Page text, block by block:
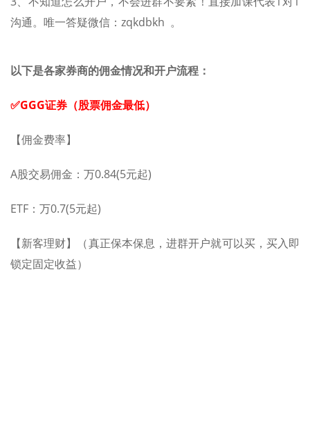
沟通。唯一答疑微信：zqkdbkh 。
以下是各家券商的佣金情况和开户流程：
✅GGG证券（股票佣金最低）
【佣金费率】
A股交易佣金：万0.84(5元起)
ETF：万0.7(5元起)
【新客理财】（真正保本保息，进群开户就可以买，买入即
锁定固定收益）